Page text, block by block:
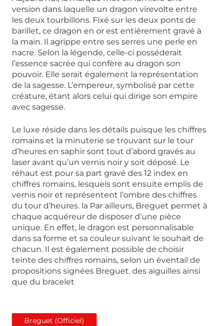
version dans laquelle un dragon virevolte entre
les deux tourbillons. Fixé sur les deux ponts de
barillet, ce dragon en or est entièrement gravé à
la main. Il agrippe entre ses serres une perle en
nacre. Selon la légende, celle-ci posséderait
l’essence sacrée qui confère au dragon son
pouvoir. Elle serait également la représentation
de la sagesse. L’empereur, symbolisé par cette
créature, étant alors celui qui dirige son empire
avec sagesse.
Le luxe réside dans les détails puisque les chiffres
romains et la minuterie se trouvant sur le tour
d’heures en saphir sont tout d’abord gravés au
laser avant qu’un vernis noir y soit déposé. Le
réhaut est pour sa part gravé des 12 index en
chiffres romains, lesquels sont ensuite emplis de
vernis noir et représentent l’ombre des chiffres
du tour d’heures. la Par ailleurs, Breguet permet à
chaque acquéreur de disposer d’une pièce
unique. En effet, le dragon est personnalisable
dans sa forme et sa couleur suivant le souhait de
chacun. Il est également possible de choisir
teinte des chiffres romains, selon un éventail de
propositions signées Breguet. des aiguilles ainsi
que du bracelet
Breguet (Officiel)